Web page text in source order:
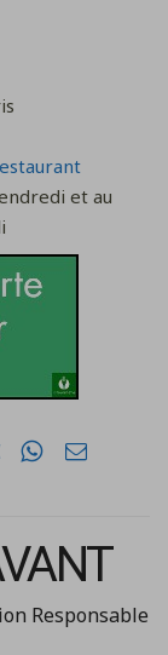
et au
Responsable